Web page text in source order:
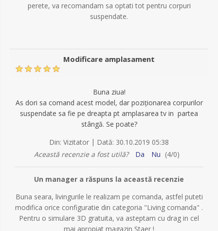
perete, va recomandam sa optati tot pentru corpuri
suspendate.
Modificare amplasament
Buna ziua!
As dori sa comand acest model, dar poziționarea corpurilor
suspendate sa fie pe dreapta pt amplasarea tv in partea
stângă. Se poate?
Din: Vizitator | Dată: 30.10.2019 05:38
Această recenzie a fost utilă?
Da Nu (4/0)
Un manager a răspuns la această recenzie
Buna seara, livingurile le realizam pe comanda, astfel puteti
modifica orice configuratie din categoria "Living comanda" .
Pentru o simulare 3D gratuita, va asteptam cu drag in cel
mai apropiat magazin Staer !